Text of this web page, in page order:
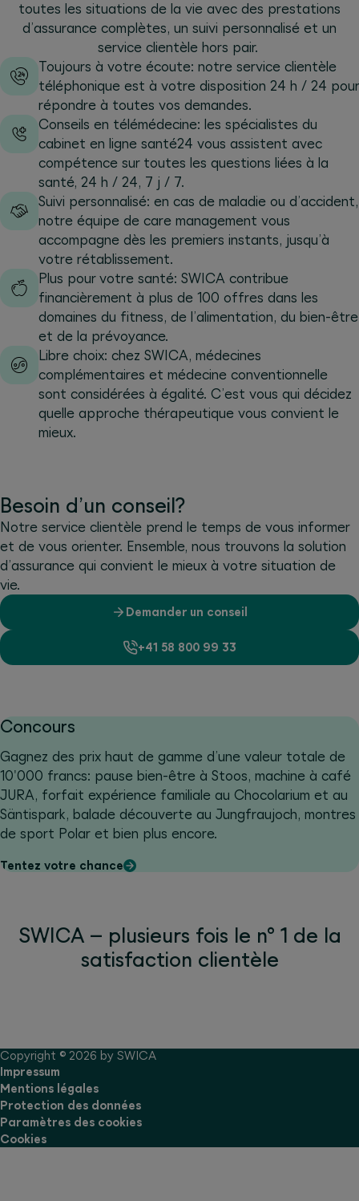
toutes les situations de la vie avec des prestations
d’assurance complètes, un suivi personnalisé et un
service clientèle hors pair.
Toujours à votre écoute: notre service clientèle
téléphonique est à votre disposition 24 h / 24 pour
répondre à toutes vos demandes.
Conseils en télémédecine: les spécialistes du
cabinet en ligne santé24 vous assistent avec
compétence sur toutes les questions liées à la
santé, 24 h / 24, 7 j / 7.
Suivi personnalisé: en cas de maladie ou d’accident,
notre équipe de care management vous
accompagne dès les premiers instants, jusqu’à
votre rétablissement.
Plus pour votre santé: SWICA contribue
financièrement à plus de 100 offres dans les
domaines du fitness, de l’alimentation, du bien-être
et de la prévoyance.
Libre choix: chez SWICA, médecines
complémentaires et médecine conventionnelle
sont considérées à égalité. C’est vous qui décidez
quelle approche thérapeutique vous convient le
mieux.
Besoin d’un conseil?
Notre service clientèle prend le temps de vous informer
et de vous orienter. Ensemble, nous trouvons la solution
d’assurance qui convient le mieux à votre situation de
vie.
Demander un conseil
+41 58 800 99 33
Concours
Gagnez des prix haut de gamme d’une valeur totale de
10'000 francs: pause bien-être à Stoos, machine à café
JURA, forfait expérience familiale au Chocolarium et au
Säntispark, balade découverte au Jungfraujoch, montres
de sport Polar et bien plus encore.
Tentez votre chance
SWICA – plusieurs fois le n° 1 de la
satisfaction clientèle
Copyright © 2026 by SWICA
Impressum
Mentions légales
Protection des données
Paramètres des cookies
Cookies